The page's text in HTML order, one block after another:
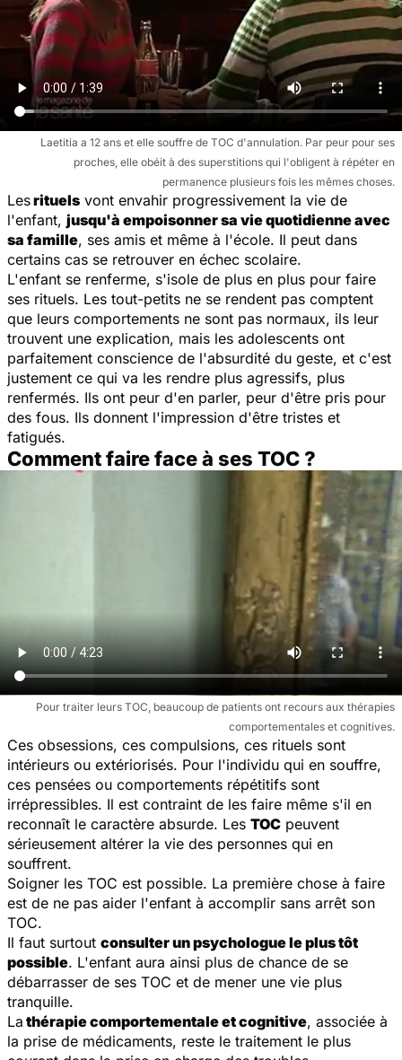
Laetitia a 12 ans et elle souffre de TOC d'annulation. Par peur pour ses
proches, elle obéit à des superstitions qui l'obligent à répéter en
permanence plusieurs fois les mêmes choses.
Lesrituels vont envahir progressivement la vie de
l'enfant, jusqu'à empoisonner sa vie quotidienne avec
sa famille, ses amis et même à l'école. Il peut dans
certains cas se retrouver en échec scolaire.
L'enfant se renferme, s'isole de plus en plus pour faire
ses rituels. Les tout-petits ne se rendent pas comptent
que leurs comportements ne sont pas normaux, ils leur
trouvent une explication, mais les adolescents ont
parfaitement conscience de l'absurdité du geste, et c'est
justement ce qui va les rendre plus agressifs, plus
renfermés. Ils ont peur d'en parler, peur d'être pris pour
des fous. Ils donnent l'impression d'être tristes et
fatigués.
Comment faire face à ses TOC ?
Pour traiter leurs TOC, beaucoup de patients ont recours aux thérapies
comportementales et cognitives.
Ces obsessions, ces compulsions, ces rituels sont
intérieurs ou extériorisés. Pour l'individu qui en souffre,
ces pensées ou comportements répétitifs sont
irrépressibles. Il est contraint de les faire même s'il en
reconnaît le caractère absurde. Les TOC peuvent
sérieusement altérer la vie des personnes qui en
souffrent.
Soigner les TOC est possible. La première chose à faire
est de ne pas aider l'enfant à accomplir sans arrêt son
TOC.
Il faut surtout consulter un psychologue le plus tôt
possible. L'enfant aura ainsi plus de chance de se
débarrasser de ses TOC et de mener une vie plus
tranquille.
La thérapie comportementale et cognitive, associée à
la prise de médicaments, reste le traitement le plus